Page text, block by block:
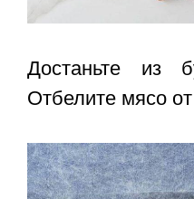
Достаньте из
Отбелите мясо от